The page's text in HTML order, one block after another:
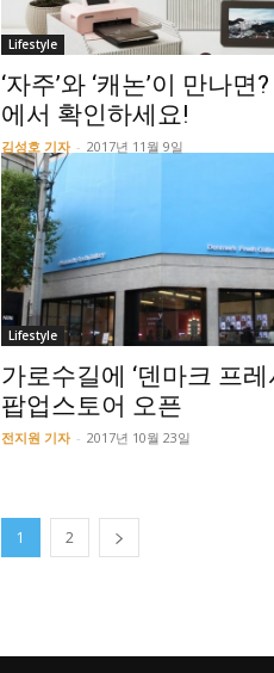
Lifestyle
‘자주’와 ‘캐논’이 만나면
에서 확인하세요!
김성호 기자 - 2017년 11월 9일
Lifestyle
가로수길에 ‘덴마크 프레
팝업스토어 오픈
전지원 기자 - 2017년 10월 23일
1 2